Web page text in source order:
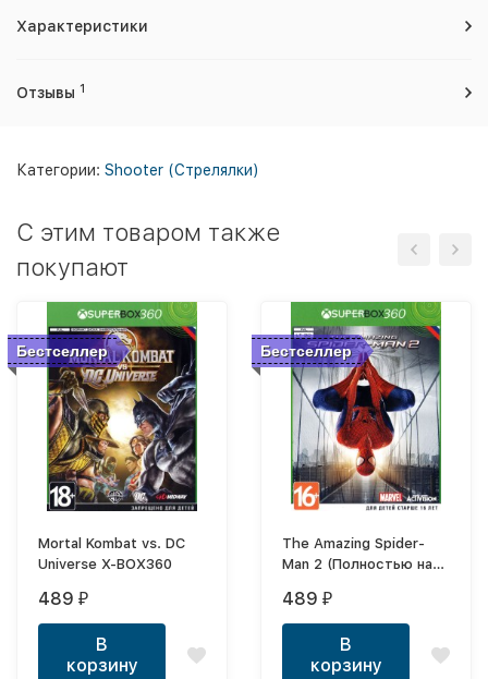
Характеристики
Отзывы 1
Категории: Shooter (Стрелялки)
C этим товаром также
покупают
Бестселлер
Mortal Kombat vs. DC
Universe X-BOX360
489 ₽
В
корзину
Бестселлер
The Amazing Spider-
Man 2 (Полностью на
489 ₽
В
корзину